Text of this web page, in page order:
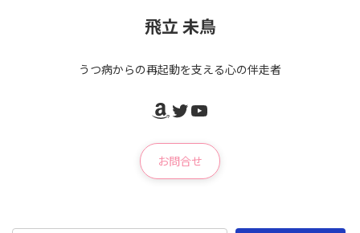
飛立 未鳥
うつ病からの再起動を支える心の伴走者
Amazon
Twitter
YouTube
お問合せ